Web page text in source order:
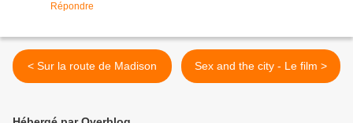
Répondre
< Sur la route de Madison Sex and the city - Le film >